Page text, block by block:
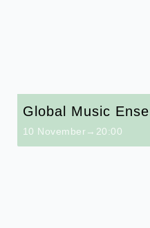
Global Music
10 November→20:00